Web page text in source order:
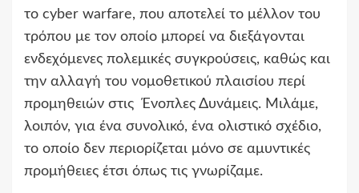
το cyber warfare, που αποτελεί το μέλλον του
τρόπου με τον οποίο μπορεί να διεξάγονται
ενδεχόμενες πολεμικές συγκρούσεις, καθώς και
την αλλαγή του νομοθετικού πλαισίου περί
προμηθειών στις Ένοπλες Δυνάμεις. Μιλάμε,
λοιπόν, για ένα συνολικό, ένα ολιστικό σχέδιο,
το οποίο δεν περιορίζεται μόνο σε αμυντικές
προμήθειες έτσι όπως τις γνωρίζαμε.